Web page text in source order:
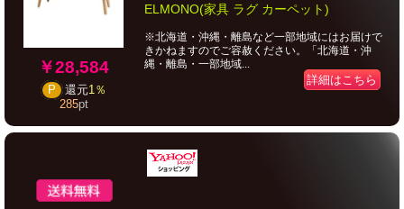
￥28,584
P 還元1％
285pt
ELMONO(家具 ラグ カーペット)
※北海道・沖縄・離島など一部地域にはお届けで
きかねますのでご容赦ください。「北海道・沖
縄・離島・一部地域...
詳細はこちら